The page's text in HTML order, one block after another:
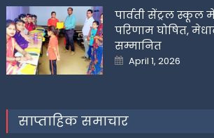
पार्वती सेंट्रल स्कूल में
परिणाम घोषित,
सम्मानित
Posted
on
April 1, 2026
साप्ताहिक समाचार